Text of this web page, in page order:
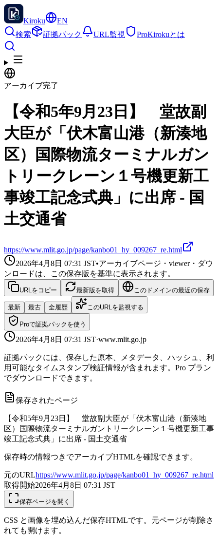
Kiroku
EN
検索
証拠パック URL監視 ProKirokuとは
アーカイブ完了
【令和5年9月23日】 堂故副
大臣が「伏木富山港（新湊地
区）国際物流ターミナルガン
トリークレーン１号機更新工
事竣工記念式典」に出席 - 国
土交通省
https://www.mlit.go.jp/page/kanbo01_hy_009267_re.html
2026年4月8日 07:31 JST•アーカイブページ・viewer・ダウ
ンロードは、この保存版を基準に表示されます。
URLをコピー 最新版を取得 このドメインの最近の保存
最新 最古 全履歴 このURLを監視する
Proで証拠パックを使う
2026年4月8日 07:31 JST·www.mlit.go.jp
証拠パックには、保存した原本、メタデータ、ハッシュ、利
用可能なタイムスタンプ検証情報が含まれます。Pro プラン
でダウンロードできます。
保存されたページ
【令和5年9月23日】 堂故副大臣が「伏木富山港（新湊地
区）国際物流ターミナルガントリークレーン１号機更新工事
竣工記念式典」に出席 - 国土交通省
保存時の情報つきでアーカイブHTMLを確認できます。
元のURLhttps://www.mlit.go.jp/page/kanbo01_hy_009267_re.html
取得開始2026年4月8日 07:31 JST
保存ページを開く
CSS と画像を埋め込んだ保存HTMLです。元ページが削除さ
れても開けます。